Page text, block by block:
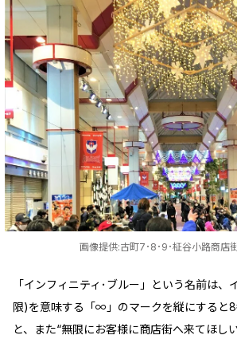
画像提供:古町7･8･9･柾谷小路商店
「インフィニティ･ブルー」という名前は、
限)を意味する「∞」のマークを縦にすると
と、また“無限にお客様に商店街へ来てほし